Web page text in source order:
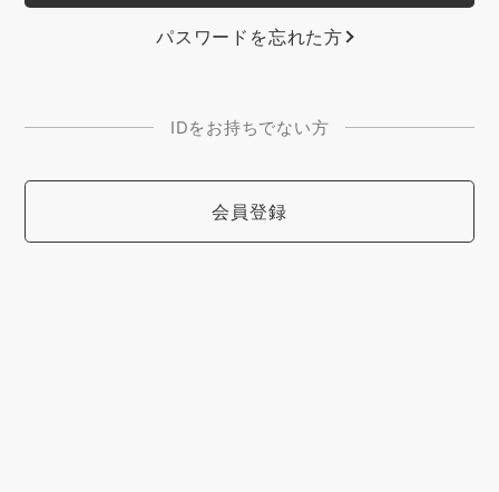
パスワードを忘れた方
IDをお持ちでない方
会員登録